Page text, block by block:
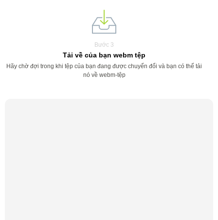
Bước 3
Tải về của bạn webm tệp
Hãy chờ đợi trong khi tệp của bạn đang được chuyển đổi và bạn có thể tải
nó về webm-tệp